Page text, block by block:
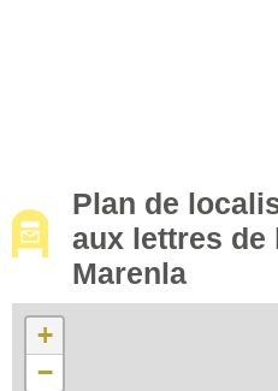
Plan de
aux lettres de
Marenla
+
−